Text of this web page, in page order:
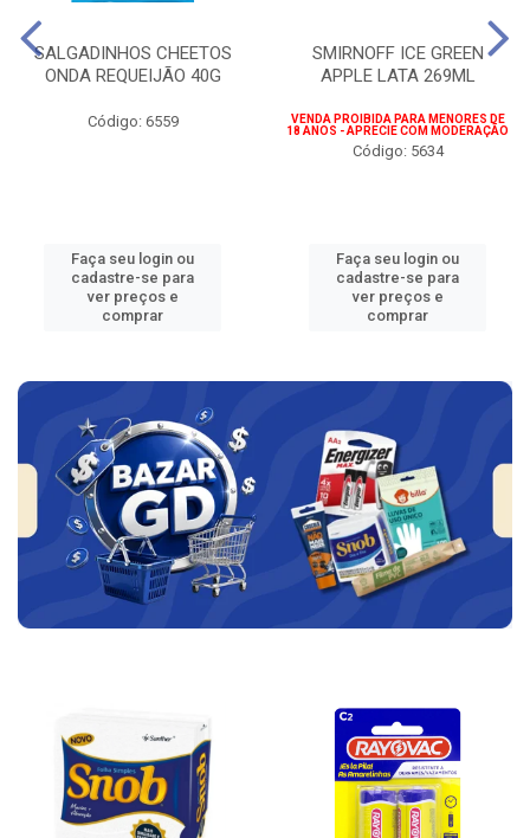
SALGADINHOS CHEETOS
ONDA REQUEIJÃO 40G
Código: 6559
Faça seu login ou
cadastre-se para
ver preços e
comprar
SMIRNOFF ICE GREEN
APPLE LATA 269ML
VENDA PROIBIDA PARA MENORES DE
18 ANOS - APRECIE COM MODERAÇÃO
Código: 5634
Faça seu login ou
cadastre-se para
ver preços e
comprar